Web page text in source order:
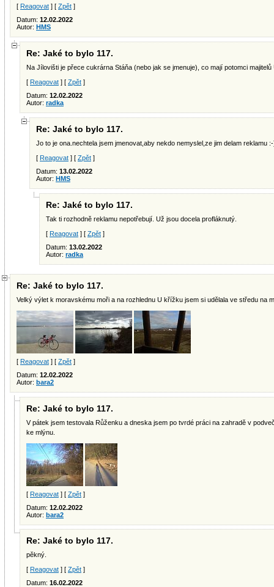
[ Reagovat ] [ Zpět ]
Datum: 12.02.2022
Autor: HMS
Re: Jaké to bylo 117.
Na Jílovišti je přece cukrárna Stáňa (nebo jak se jmenuje), co mají potomci
[ Reagovat ] [ Zpět ]
Datum: 12.02.2022
Autor: radka
Re: Jaké to bylo 117.
Jo to je ona.nechtela jsem jmenovat,aby nekdo nemyslel,ze jim delam reklamu
[ Reagovat ] [ Zpět ]
Datum: 13.02.2022
Autor: HMS
Re: Jaké to bylo 117.
Tak ti rozhodně reklamu nepotřebují. Už jsou docela profláknutý.
[ Reagovat ] [ Zpět ]
Datum: 13.02.2022
Autor: radka
Re: Jaké to bylo 117.
Velký výlet k moravskému moři a na rozhlednu U křížku jsem si udělala ve středu na
[ Reagovat ] [ Zpět ]
Datum: 12.02.2022
Autor: bara2
Re: Jaké to bylo 117.
V pátek jsem testovala Růženku a dneska jsem po tvrdé práci na zahradě v
ke mlýnu.
[ Reagovat ] [ Zpět ]
Datum: 12.02.2022
Autor: bara2
Re: Jaké to bylo 117.
pěkný.
[ Reagovat ] [ Zpět ]
Datum: 16.02.2022